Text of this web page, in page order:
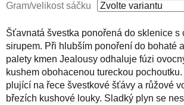
Gram/velikost sáčku
Šťavnatá švestka ponořená do sklenice s
sirupem. Při hlubším ponoření do bohaté
palety kmen Jealousy odhaluje fúzi
kushem obohacenou tureckou
plující na řece švestkové šťávy a růžové
březích kushové louky. Sladký plyn se